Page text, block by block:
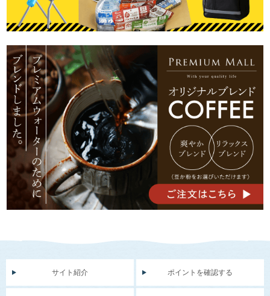
サイト紹介 ポイントを確認する